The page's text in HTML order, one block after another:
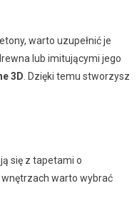
warto uzupełnić je
lub imitującymi jego
3D . Dzięki temu stworzysz
się z tapetami o
warto wybrać